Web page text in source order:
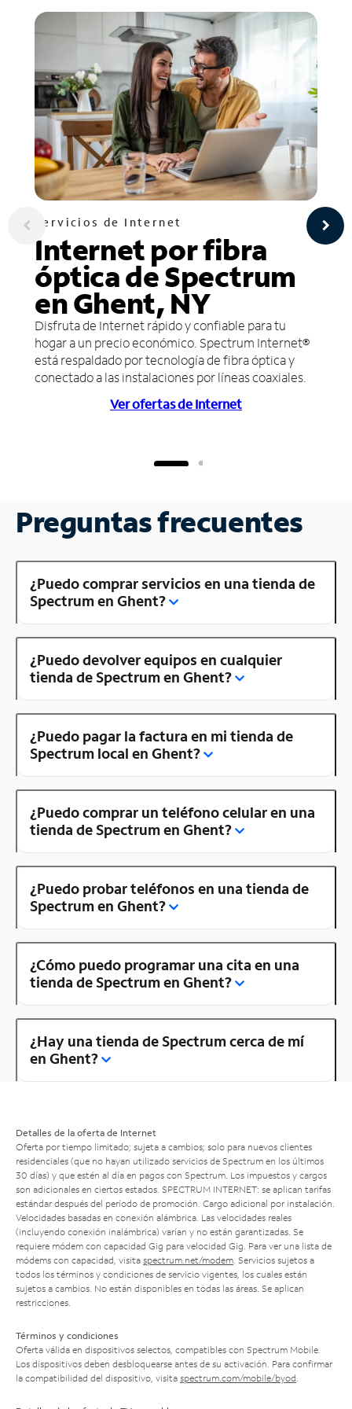
Servicios de Internet
Internet por fibra
óptica de Spectrum
en Ghent, NY
Disfruta de Internet rápido y confiable para tu
hogar a un precio económico. Spectrum Internet®
está respaldado por tecnología de fibra óptica y
conectado a las instalaciones por líneas coaxiales.
Ver ofertas de Internet
Preguntas frecuentes
¿Puedo comprar servicios en una tienda de
Spectrum en Ghent?
¿Puedo devolver equipos en cualquier
tienda de Spectrum en Ghent?
¿Puedo pagar la factura en mi tienda de
Spectrum local en Ghent?
¿Puedo comprar un teléfono celular en una
tienda de Spectrum en Ghent?
¿Puedo probar teléfonos en una tienda de
Spectrum en Ghent?
¿Cómo puedo programar una cita en una
tienda de Spectrum en Ghent?
¿Hay una tienda de Spectrum cerca de mí
en Ghent?
Detalles de la oferta de Internet
Oferta por tiempo limitado; sujeta a cambios; solo para nuevos clientes
residenciales (que no hayan utilizado servicios de Spectrum en los últimos
30 días) y que estén al día en pagos con Spectrum. Los impuestos y cargos
son adicionales en ciertos estados. SPECTRUM INTERNET: se aplican tarifas
estándar después del período de promoción. Cargo adicional por instalación.
Velocidades basadas en conexión alámbrica. Las velocidades reales
(incluyendo conexión inalámbrica) varían y no están garantizadas. Se
requiere módem con capacidad Gig para velocidad Gig. Para ver una lista de
módems con capacidad, visita spectrum.net/modem . Servicios sujetos a
todos los términos y condiciones de servicio vigentes, los cuales están
sujetos a cambios. No están disponibles en todas las áreas. Se aplican
restricciones.
Términos y condiciones
Oferta válida en dispositivos selectos, compatibles con Spectrum Mobile.
Los dispositivos deben desbloquearse antes de su activación. Para confirmar
la compatibilidad del dispositivo, visita spectrum.com/mobile/byod